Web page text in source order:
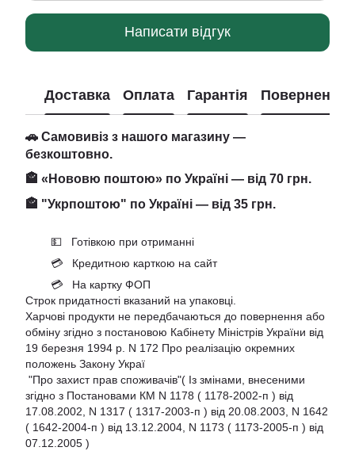
Написати відгук
Доставка Оплата Гарантія Повернення
🚗 Самовивіз з нашого магазину —
безкоштовно.
🏤 «Нововю поштою» по Україні — від 70 грн.
🏤 "Укрпоштою" по Україні — від 35 грн.
💵 Готівкою при отриманні
💳 Кредитною карткою на сайт
💳 На картку ФОП
Строк придатності вказаний на упаковці.
Харчові продукти не передбачаються до повернення або
обміну згідно з постановою Кабінету Міністрів України від
19 березня 1994 р. N 172 Про реалізацію окремних
положень Закону Украї
"Про захист прав споживачів"( Із змінами, внесеними
згідно з Постановами КМ N 1178 ( 1178-2002-п ) від
17.08.2002, N 1317 ( 1317-2003-п ) від 20.08.2003, N 1642
( 1642-2004-п ) від 13.12.2004, N 1173 ( 1173-2005-п ) від
07.12.2005 )